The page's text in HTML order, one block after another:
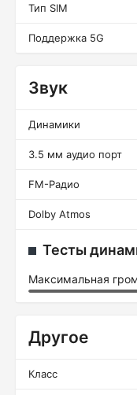
Тип SIM
Поддержка 5G
Звук
Динамики
3.5 мм аудио порт
FM-Радио
Dolby Atmos
Тесты
Максимальная
Другое
Класс